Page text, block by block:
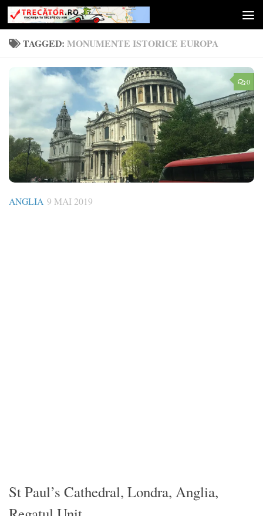
Skip to content
TAGGED: MONUMENTE ISTORICE EUROPA
0
ANGLIA 9 MAI 2019
St Paul’s Cathedral, Londra, Anglia,